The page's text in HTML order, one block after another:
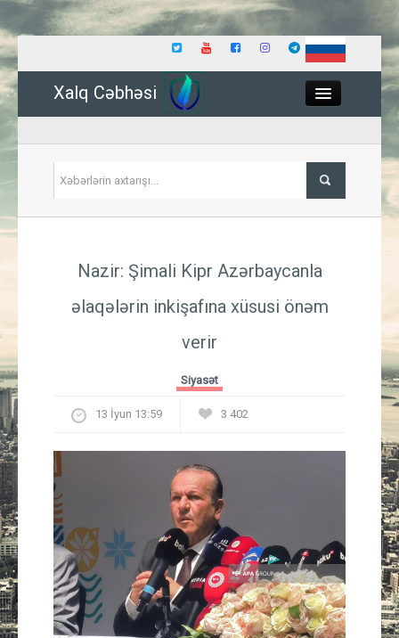
Xalq Cəbhəsi
İqtisadiyyat
Güney Azərbaycan
İdman
Layihə
Nazir: Şimali Kipr Azərbaycanla
əlaqələrin inkişafına xüsusi önəm
verir
Siyasət
13 İyun 13:59 3 402